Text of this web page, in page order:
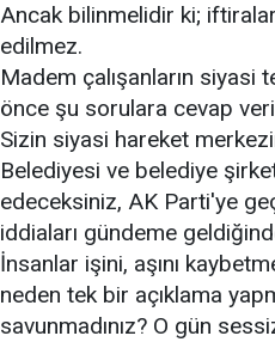
Ancak bilinmelidir ki;
edilmez.
Madem çalışanların
önce şu sorulara cevap
Sizin siyasi hareket
Belediyesi ve belediye
edeceksiniz, AK Parti'ye
iddiaları gündeme
İnsanlar işini, aşını
neden tek bir açıklama
savunmadınız? O gün